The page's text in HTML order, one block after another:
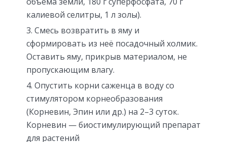
калиевой селитры, 1 л золы).
Смесь возвратить в яму и
сформировать из неё посадочный холмик.
Оставить яму, прикрыв материалом, не
пропускающим влагу.
Опустить корни саженца в воду со
стимулятором корнеобразования
(Корневин, Эпин или др.) на 2–3 суток.
Корневин — биостимулирующий препарат
для растений